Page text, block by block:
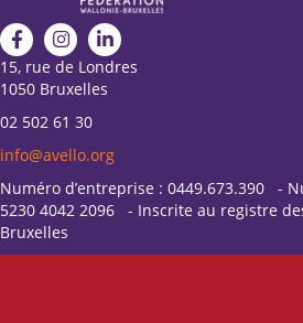
15, rue de Londres
1050 Bruxelles
02 502 61 30
info@avello.org
Numéro d’entreprise : 0449.673.390 -
5230 4042 2096 - Inscrite au registre
Bruxelles